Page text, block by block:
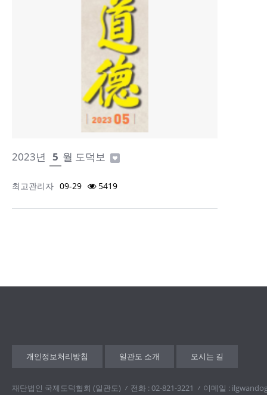
2023년 5 월 도덕보
최고관리자 09-29 5419
개인정보처리방침 일관도 소개 오시는 길
재단법인 국제도덕협회 (일관도) 전화 : 02-821-3221
이메일 :